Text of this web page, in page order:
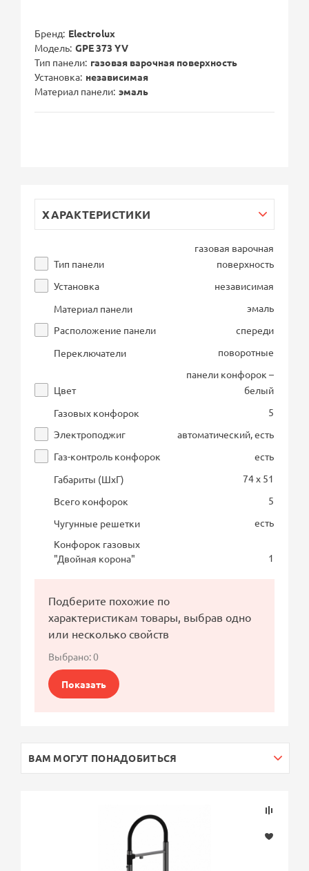
Бренд Electrolux
Модель GPE 373 YV
Тип панели газовая варочная поверхность
Установка независимая
Материал панели эмаль
ХАРАКТЕРИСТИКИ
Тип панели
газовая варочная
поверхность
Установка
независимая
Материал панели
эмаль
Расположение панели
спереди
Переключатели
поворотные
Цвет
панели конфорок –
белый
Газовых конфорок
5
Электроподжиг
автоматический, есть
Газ-контроль конфорок
есть
Габариты (ШхГ)
74 x 51
Всего конфорок
5
Чугунные решетки
есть
Конфорок газовых
"Двойная корона"
1
Подберите похожие по
характеристикам товары, выбрав одно
или несколько свойств
Выбрано:0
Показать
ВАМ МОГУТ ПОНАДОБИТЬСЯ